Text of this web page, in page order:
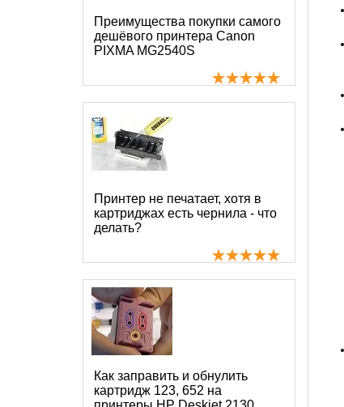
Преимущества покупки самого
дешёвого принтера Canon
PIXMA MG2540S
Принтер не печатает, хотя в
картриджах есть чернила - что
делать?
Как заправить и обнулить
картридж 123, 652 на